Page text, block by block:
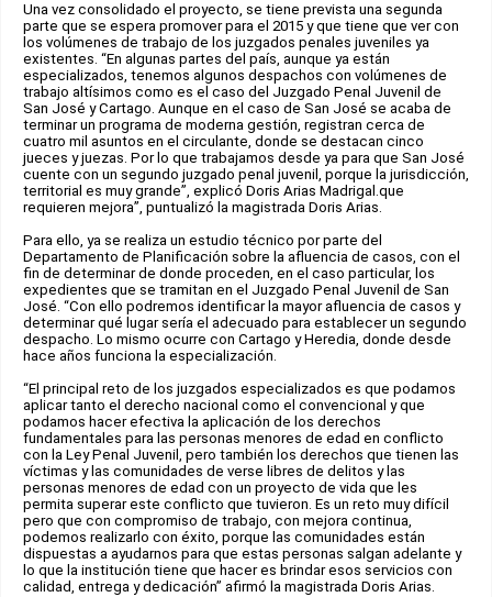
Una vez consolidado el proyecto, se tiene prevista una segunda
parte que se espera promover para el 2015 y que tiene que ver con
los volúmenes de trabajo de los juzgados penales juveniles ya
existentes. “En algunas partes del país, aunque ya están
especializados, tenemos algunos despachos con volúmenes de
trabajo altísimos como es el caso del Juzgado Penal Juvenil de
San José y Cartago. Aunque en el caso de San José se acaba de
terminar un programa de moderna gestión, registran cerca de
cuatro mil asuntos en el circulante, donde se destacan cinco
jueces y juezas. Por lo que trabajamos desde ya para que San José
cuente con un segundo juzgado penal juvenil, porque la jurisdicción,
territorial es muy grande”, explicó Doris Arias Madrigal.que
requieren mejora”, puntualizó la magistrada Doris Arias.
Para ello, ya se realiza un estudio técnico por parte del
Departamento de Planificación sobre la afluencia de casos, con el
fin de determinar de donde proceden, en el caso particular, los
expedientes que se tramitan en el Juzgado Penal Juvenil de San
José. “Con ello podremos identificar la mayor afluencia de casos y
determinar qué lugar sería el adecuado para establecer un segundo
despacho. Lo mismo ocurre con Cartago y Heredia, donde desde
hace años funciona la especialización.
“El principal reto de los juzgados especializados es que podamos
aplicar tanto el derecho nacional como el convencional y que
podamos hacer efectiva la aplicación de los derechos
fundamentales para las personas menores de edad en conflicto
con la Ley Penal Juvenil, pero también los derechos que tienen las
víctimas y las comunidades de verse libres de delitos y las
personas menores de edad con un proyecto de vida que les
permita superar este conflicto que tuvieron. Es un reto muy difícil
pero que con compromiso de trabajo, con mejora continua,
podemos realizarlo con éxito, porque las comunidades están
dispuestas a ayudarnos para que estas personas salgan adelante y
lo que la institución tiene que hacer es brindar esos servicios con
calidad, entrega y dedicación” afirmó la magistrada Doris Arias.